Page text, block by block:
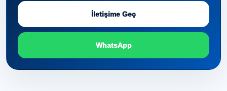
İletişime Geç
WhatsApp